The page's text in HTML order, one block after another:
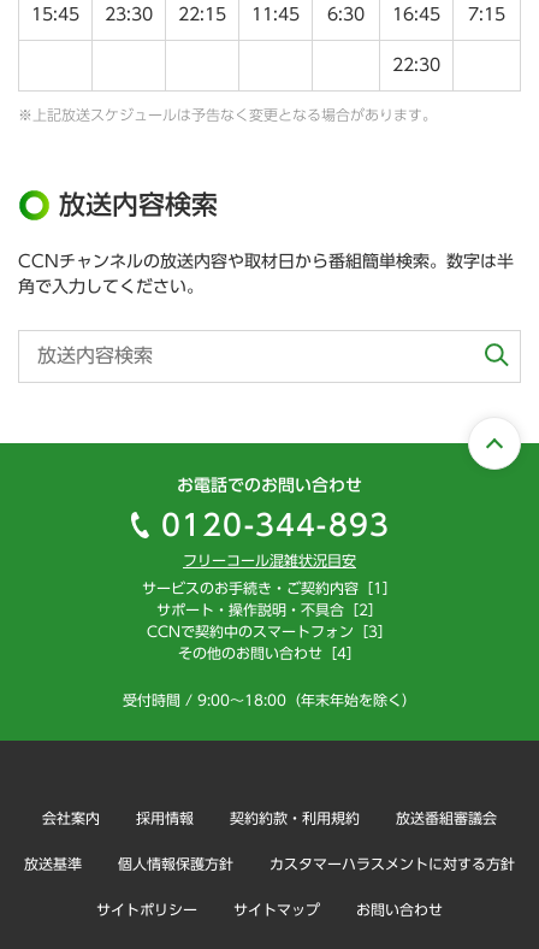
15:45 23:30 22:15 11:45 6:30 16:45 7:15
22:30
※上記放送スケジュールは予告なく変更となる場合があります。
放送内容検索
CCNチャンネルの放送内容や取材日から番組簡単検索。数字は半
角で入力してください。
お電話でのお問い合わせ
0120-344-893
フリーコール混雑状況目安
サービスのお手続き・ご契約内容［1］
サポート・操作説明・不具合［2］
CCNで契約中のスマートフォン［3］
その他のお問い合わせ［4］
受付時間 / 9:00～18:00（年末年始を除く）
会社案内 採用情報 契約約款・利用規約 放送番組審議会
放送基準 個人情報保護方針 カスタマーハラスメントに対する方針
サイトポリシー サイトマップ お問い合わせ